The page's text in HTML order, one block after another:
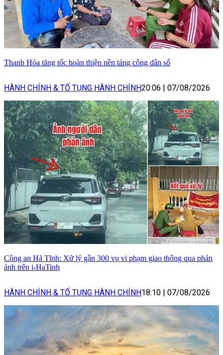
Thanh Hóa tăng tốc hoàn thiện nền tảng công dân số
HÀNH CHÍNH & TỐ TỤNG HÀNH CHÍNH20:06 07/08/2026
Công an Hà Tĩnh: Xử lý gần 300 vụ vi phạm giao thông qua phản
ánh trên i-HaTinh
HÀNH CHÍNH & TỐ TỤNG HÀNH CHÍNH18:10 07/08/2026